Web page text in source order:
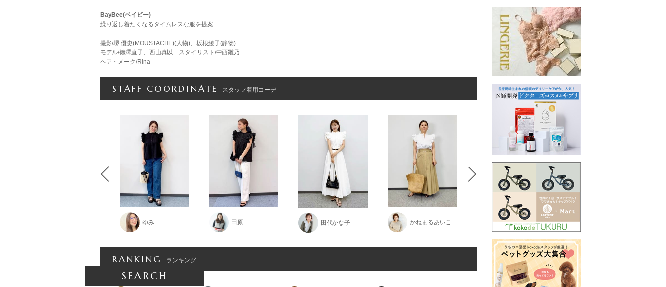
SEARCH
BayBee(ベイビー)
繰り返し着たくなるタイムレスな服を提案
撮影/堺 優史(MOUSTACHE)(人物)、坂根綾子(静物)
モデル/徳澤直子、西山真以 スタイリスト/中西雛乃
ヘア・メーク/Rina
STAFF COORDINATE スタッフ着用コーデ
ゆみ 田原 田代かな子 かねまるあいこ ひろ
RANKING ランキング